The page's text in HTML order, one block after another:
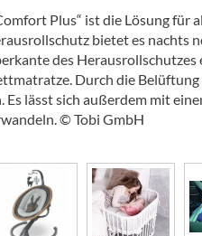
Plus“ ist die Lösung für
bietet es nachts
des
Durch die
lässt sich außerdem mit
© Tobi GmbH